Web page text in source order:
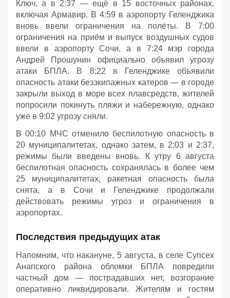
Ключ, а в 2:37 — ещё в 15 восточных районах,
включая Армавир. В 4:59 в аэропорту Геленджика
вновь ввели ограничения на полёты. В 7:00
ограничения на приём и выпуск воздушных судов
ввели в аэропорту Сочи, а в 7:24 мэр города
Андрей Прошунин официально объявил угрозу
атаки БПЛА. В 8:22 в Геленджике объявили
опасность атаки безэкипажных катеров — в городе
закрыли выход в море всех плавсредств, жителей
попросили покинуть пляжи и набережную, однако
уже в 9:02 угрозу сняли.
В 00:10 МЧС отменило беспилотную опасность в
20 муниципалитетах, однако затем, в 2:03 и 2:37,
режимы были введены вновь. К утру 6 августа
беспилотная опасность сохранялась в более чем
25 муниципалитетах, ракетная опасность была
снята, а в Сочи и Геленджике продолжали
действовать режимы угроз и ограничения в
аэропортах.
Последствия предыдущих атак
Напомним, что накануне, 5 августа, в селе Супсех
Анапского района обломки БПЛА повредили
частный дом — пострадавших нет, возгорание
оперативно ликвидировали. Жителям и гостям